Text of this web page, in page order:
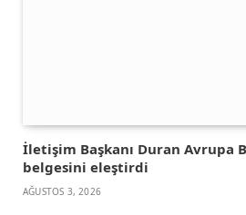
İletişim Başkanı Duran Avrupa
belgesini eleştirdi
AĞUSTOS 3, 2026